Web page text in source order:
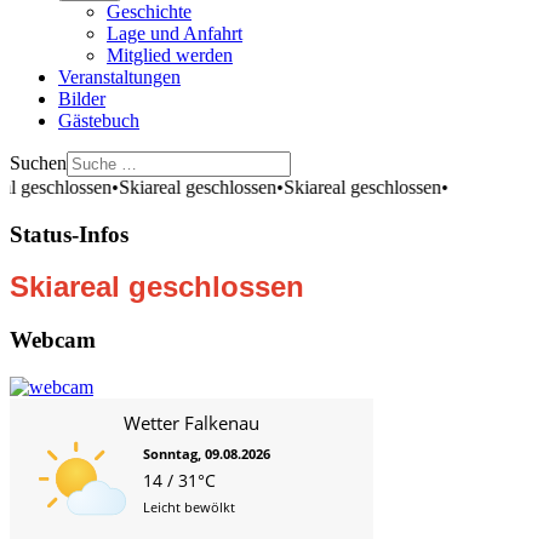
Geschichte
Lage und Anfahrt
Mitglied werden
Veranstaltungen
Bilder
Gästebuch
Suchen
geschlossen•Skiareal geschlossen•Skiareal geschlossen•
Status-Infos
Skiareal geschlossen
Webcam
Wetter Falkenau
Sonntag, 09.08.2026
14 / 31°C
Leicht bewölkt